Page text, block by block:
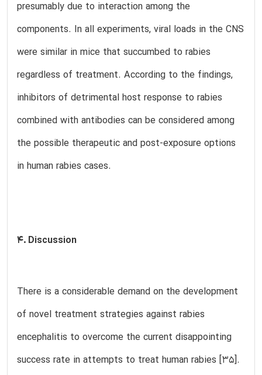
presumably due to interaction among the
components. In all experiments, viral loads in the CNS
were similar in mice that succumbed to rabies
regardless of treatment. According to the findings,
inhibitors of detrimental host response to rabies
combined with antibodies can be considered among
the possible therapeutic and post-exposure options
in human rabies cases.
4. Discussion
There is a considerable demand on the development
of novel treatment strategies against rabies
encephalitis to overcome the current disappointing
success rate in attempts to treat human rabies [35].